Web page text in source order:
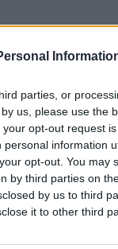
parties, or
us, please use the
opt-out request
information
opt-out. You may
third parties on
by us to third
it to other third